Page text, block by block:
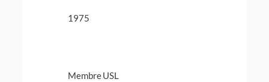
1975
Membre USL